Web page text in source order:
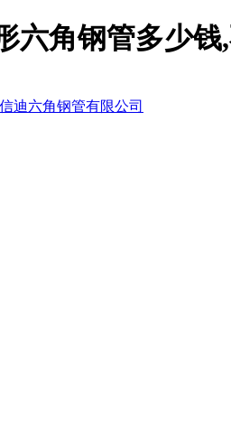
六角钢管多少